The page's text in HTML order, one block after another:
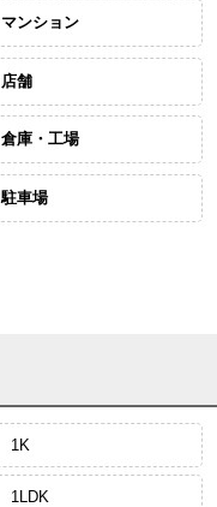
マンション
店舗
倉庫・工場
駐車場
1K
1LDK